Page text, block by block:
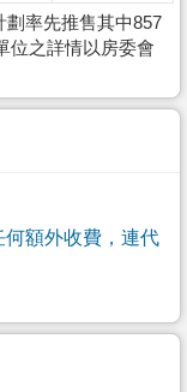
劃率先推售其中857
位之詳情以房委會
額外收費，連代